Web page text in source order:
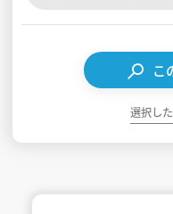
こ
選択し